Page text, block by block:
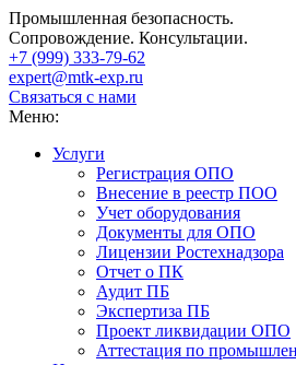
Промышленная безопасность.
Сопровождение. Консультации.
+7 (999) 333-79-62
expert@mtk-exp.ru
Связаться с нами
Меню:
Услуги
Регистрация ОПО
Внесение в реестр ПОО
Учет оборудования
Документы для ОПО
Лицензии Ростехнадзора
Отчет о ПК
Аудит ПБ
Экспертиза ПБ
Проект ликвидации ОПО
Аттестация по